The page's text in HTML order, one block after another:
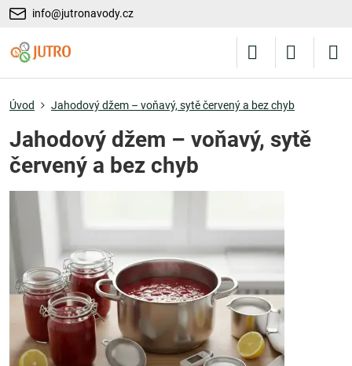
info@jutronavody.cz
Úvod Jahodový džem – voňavý, sytě červený a bez chyb
Jahodový džem – voňavý, sytě
červený a bez chyb